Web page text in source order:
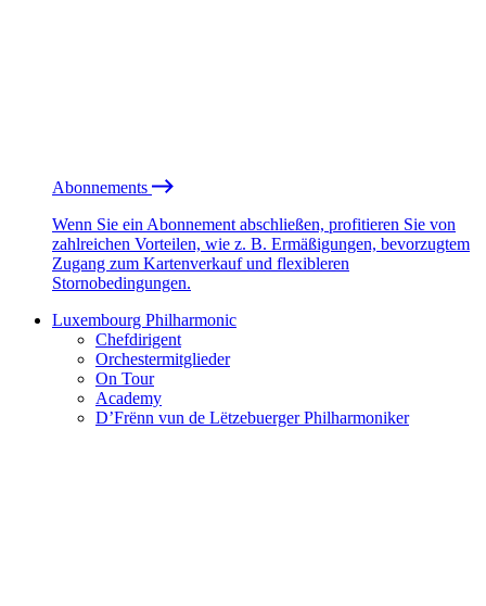
Abonnements
Wenn Sie ein Abonnement abschließen, profitieren Sie von
zahlreichen Vorteilen, wie z. B. Ermäßigungen, bevorzugtem
Zugang zum Kartenverkauf und flexibleren
Stornobedingungen.
Luxembourg Philharmonic
Chefdirigent
Orchestermitglieder
On Tour
Academy
D’Frënn vun de Lëtzebuerger Philharmoniker